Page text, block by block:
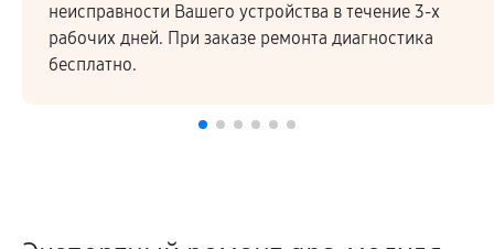
закупая комплектующие по оптовым ценам.
Высокое качество ремонтных работ и
подтверждается гарантией.